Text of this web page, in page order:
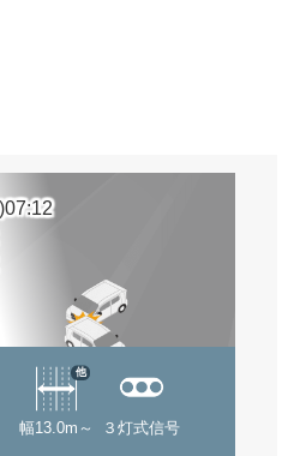
幅13.0m～
他
３灯式信号